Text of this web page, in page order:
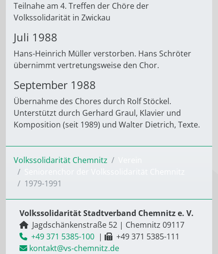
Teilnahe am 4. Treffen der Chöre der
Volkssolidarität in Zwickau
Juli 1988
Hans-Heinrich Müller verstorben. Hans Schröter
übernimmt vertretungsweise den Chor.
September 1988
Übernahme des Chores durch Rolf Stöckel.
Unterstützt durch Gerhard Graul, Klavier und
Komposition (seit 1989) und Walter Dietrich, Texte.
Volkssolidarität Chemnitz
1979-1991
Volkssolidarität Stadtverband Chemnitz e. V.
Jagdschänkenstraße 52 | Chemnitz 09117
+49 371 5385-100 |
+49 371 5385-111
kontakt@vs-chemnitz.de